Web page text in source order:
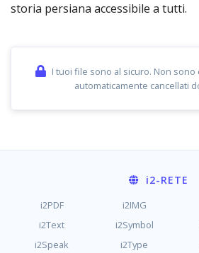
storia persiana accessibile a tutti.
I tuoi file sono al sicuro. Non
automaticamente cancellati
i2-RETE
i2PDF i2IMG
i2Text
i2Symbol
i2Speak
i2Type